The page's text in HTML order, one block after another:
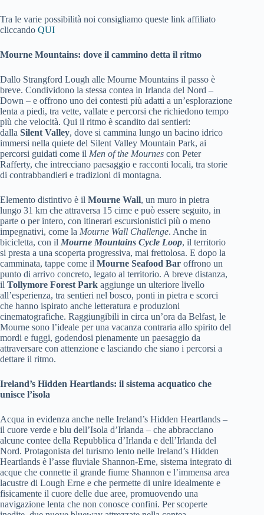
Tra le varie possibilità noi consigliamo queste link affiliato
cliccando QUI
Mourne Mountains: dove il cammino detta il ritmo
Dallo Strangford Lough alle Mourne Mountains il passo è
breve. Condividono la stessa contea in Irlanda del Nord –
Down – e offrono uno dei contesti più adatti a un’esplorazione
lenta a piedi, tra vette, vallate e percorsi che richiedono tempo
più che velocità. Qui il ritmo è scandito dai sentieri:
dalla Silent Valley, dove si cammina lungo un bacino idrico
immersi nella quiete del Silent Valley Mountain Park, ai
percorsi guidati come il Men of the Mournes con Peter
Rafferty, che intrecciano paesaggio e racconti locali, tra storie
di contrabbandieri e tradizioni di montagna.
Elemento distintivo è il Mourne Wall, un muro in pietra
lungo 31 km che attraversa 15 cime e può essere seguito, in
parte o per intero, con itinerari escursionistici più o meno
impegnativi, come la Mourne Wall Challenge. Anche in
bicicletta, con il Mourne Mountains Cycle Loop, il territorio
si presta a una scoperta progressiva, mai frettolosa. E dopo la
camminata, tappe come il Mourne Seafood Bar offrono un
punto di arrivo concreto, legato al territorio. A breve distanza,
il Tollymore Forest Park aggiunge un ulteriore livello
all’esperienza, tra sentieri nel bosco, ponti in pietra e scorci
che hanno ispirato anche letteratura e produzioni
cinematografiche. Raggiungibili in circa un’ora da Belfast, le
Mourne sono l’ideale per una vacanza contraria allo spirito del
mordi e fuggi, godendosi pienamente un paesaggio da
attraversare con attenzione e lasciando che siano i percorsi a
dettare il ritmo.
Ireland’s Hidden Heartlands: il sistema acquatico che
unisce l’isola
Acqua in evidenza anche nelle Ireland’s Hidden Heartlands –
il cuore verde e blu dell’Isola d’Irlanda – che abbracciano
alcune contee della Repubblica d’Irlanda e dell’Irlanda del
Nord. Protagonista del turismo lento nelle Ireland’s Hidden
Heartlands è l’asse fluviale Shannon-Erne, sistema integrato di
acque che connette il grande fiume Shannon e l’immensa area
lacustre di Lough Erne e che permette di unire idealmente e
fisicamente il cuore delle due aree, promuovendo una
navigazione lenta che non conosce confini. Per scoperte